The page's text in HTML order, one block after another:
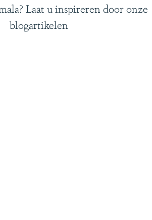
Laat u inspireren door onze
blogartikelen